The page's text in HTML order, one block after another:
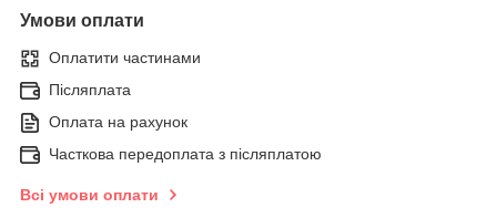
Умови оплати
Оплатити частинами
Післяплата
Оплата на рахунок
Часткова передоплата з післяплатою
Всі умови оплати